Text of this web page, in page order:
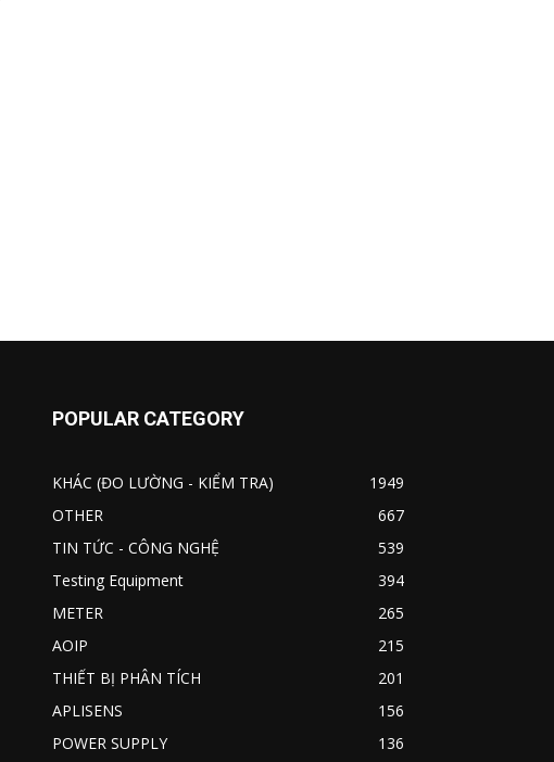
POPULAR CATEGORY
KHÁC (ĐO LƯỜNG - KIỂM TRA)
1949
OTHER
667
TIN TỨC - CÔNG NGHỆ
539
Testing Equipment
394
METER
265
AOIP
215
THIẾT BỊ PHÂN TÍCH
201
APLISENS
156
POWER SUPPLY
136